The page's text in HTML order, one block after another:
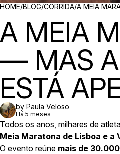
HOME/BLOG/CORRIDA/A MEIA
A MEIA
— MAS A
ESTÁ
by Paula Veloso
Há 5 meses
Todos os anos, milhares de
Meia Maratona de Lisboa e a
O evento reúne mais de